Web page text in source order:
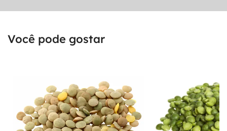
Você pode gostar